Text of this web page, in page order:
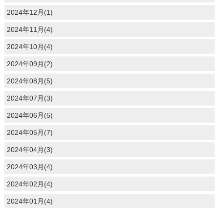
2024年12月(1)
2024年11月(4)
2024年10月(4)
2024年09月(2)
2024年08月(5)
2024年07月(3)
2024年06月(5)
2024年05月(7)
2024年04月(3)
2024年03月(4)
2024年02月(4)
2024年01月(4)